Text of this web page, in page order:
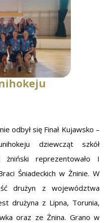
odbył się Finał Kujawsko –
dziewcząt szkół
żniński reprezentowało I
Śniadeckich w Żninie. W
drużyn z województwa
drużyna z Lipna, Torunia,
oraz ze Żnina. Grano w